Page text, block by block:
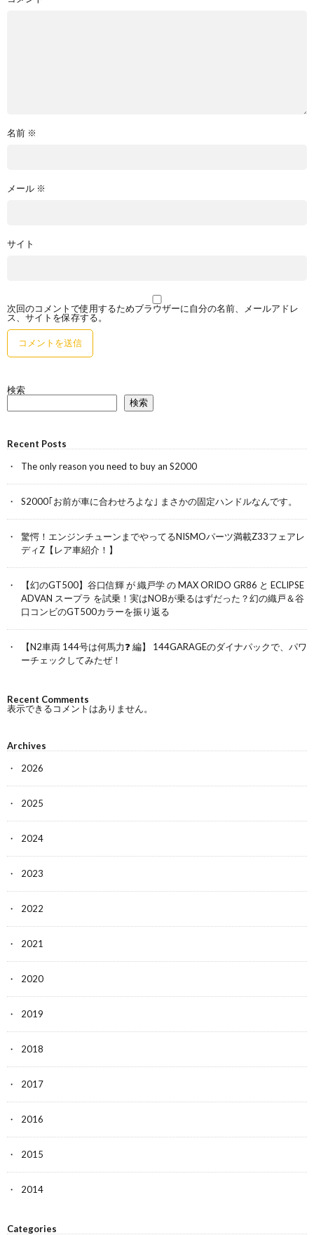
名前 ※
メール ※
サイト
次回のコメントで使用するためブラウザーに自分の名前、メールアドレ
ス、サイトを保存する。
検索
検索
Recent Posts
The only reason you need to buy an S2000
S2000｢お前が車に合わせろよな｣ まさかの固定ハンドルなんです。
驚愕！エンジンチューンまでやってるNISMOパーツ満載Z33フェアレ
ディZ【レア車紹介！】
【幻のGT500】谷口信輝 が 織戸学 の MAX ORIDO GR86 と ECLIPSE
ADVAN スープラ を試乗！実はNOBが乗るはずだった？幻の織戸＆谷
口コンビのGT500カラーを振り返る
【N2車両 144号は何馬力❓ 編】 144GARAGEのダイナパックで、パワ
ーチェックしてみたぜ！
Recent Comments
表示できるコメントはありません。
Archives
2026
2025
2024
2023
2022
2021
2020
2019
2018
2017
2016
2015
2014
Categories